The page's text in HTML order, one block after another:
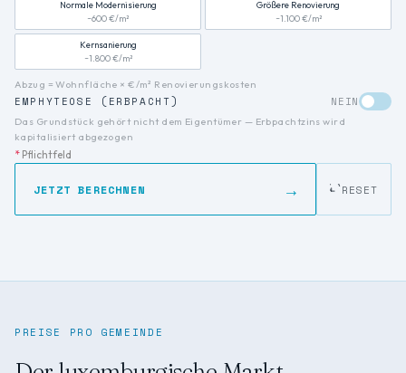
Verwandte Suchanfragen: prix immobilier Luxembourg, prix
Normale Modernisierung
~600 €/m²
Größere Renovierung
~1.100 €/m²
Kernsanierung
~1.800 €/m²
Abzug = Wohnfläche × €/m² Renovierungskosten
EMPHYTEOSE (ERBPACHT) NEIN
Das Grundstück gehört nicht dem Eigentümer — Erbpachtzins wird
kapitalisiert abgezogen
* Pflichtfeld
JETZT BERECHNEN → RESET
PREISE PRO GEMEINDE